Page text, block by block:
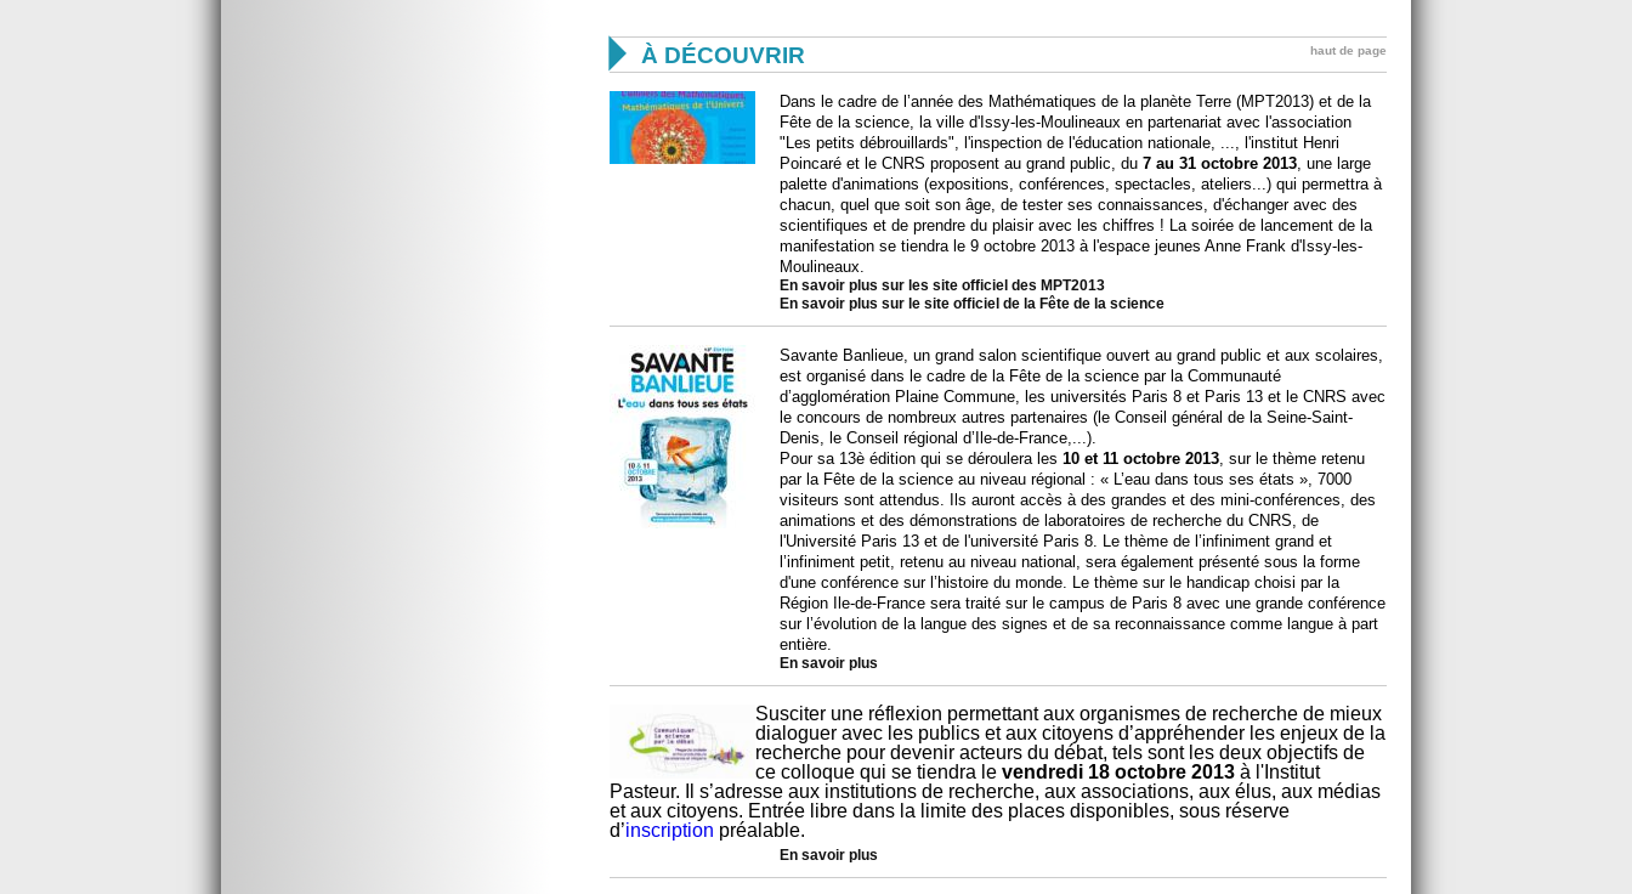
 À DÉCOUVRIR haut de page
Dans le cadre de l’année des Mathématiques de la planète Terre (MPT2013) et de la
Fête de la science, la ville d'Issy-les-Moulineaux en partenariat avec l'association
"Les petits débrouillards", l'inspection de l'éducation nationale, ..., l'institut Henri
Poincaré et le CNRS proposent au grand public, du 7 au 31 octobre 2013, une large
palette d'animations (expositions, conférences, spectacles, ateliers...) qui permettra à
chacun, quel que soit son âge, de tester ses connaissances, d'échanger avec des
scientifiques et de prendre du plaisir avec les chiffres ! La soirée de lancement de la
manifestation se tiendra le 9 octobre 2013 à l'espace jeunes Anne Frank d'Issy-les-
Moulineaux.
En savoir plus sur les site officiel des MPT2013
En savoir plus sur le site officiel de la Fête de la science
Savante Banlieue, un grand salon scientifique ouvert au grand public et aux scolaires,
est organisé dans le cadre de la Fête de la science par la Communauté
d’agglomération Plaine Commune, les universités Paris 8 et Paris 13 et le CNRS avec
le concours de nombreux autres partenaires (le Conseil général de la Seine-Saint-
Denis, le Conseil régional d’Ile-de-France,...).
Pour sa 13è édition qui se déroulera les 10 et 11 octobre 2013, sur le thème retenu
par la Fête de la science au niveau régional : « L’eau dans tous ses états », 7000
visiteurs sont attendus. Ils auront accès à des grandes et des mini-conférences, des
animations et des démonstrations de laboratoires de recherche du CNRS, de
l'Université Paris 13 et de l'université Paris 8. Le thème de l’infiniment grand et
l’infiniment petit, retenu au niveau national, sera également présenté sous la forme
d'une conférence sur l’histoire du monde. Le thème sur le handicap choisi par la
Région Ile-de-France sera traité sur le campus de Paris 8 avec une grande conférence
sur l’évolution de la langue des signes et de sa reconnaissance comme langue à part
entière.
En savoir plus
Susciter une réflexion permettant aux organismes de recherche de mieux
dialoguer avec les publics et aux citoyens d’appréhender les enjeux de la
recherche pour devenir acteurs du débat, tels sont les deux objectifs de
ce colloque qui se tiendra le vendredi 18 octobre 2013 à l'Institut
Pasteur. Il s’adresse aux institutions de recherche, aux associations, aux élus, aux médias
et aux citoyens. Entrée libre dans la limite des places disponibles, sous réserve
d’inscription préalable.
En savoir plus